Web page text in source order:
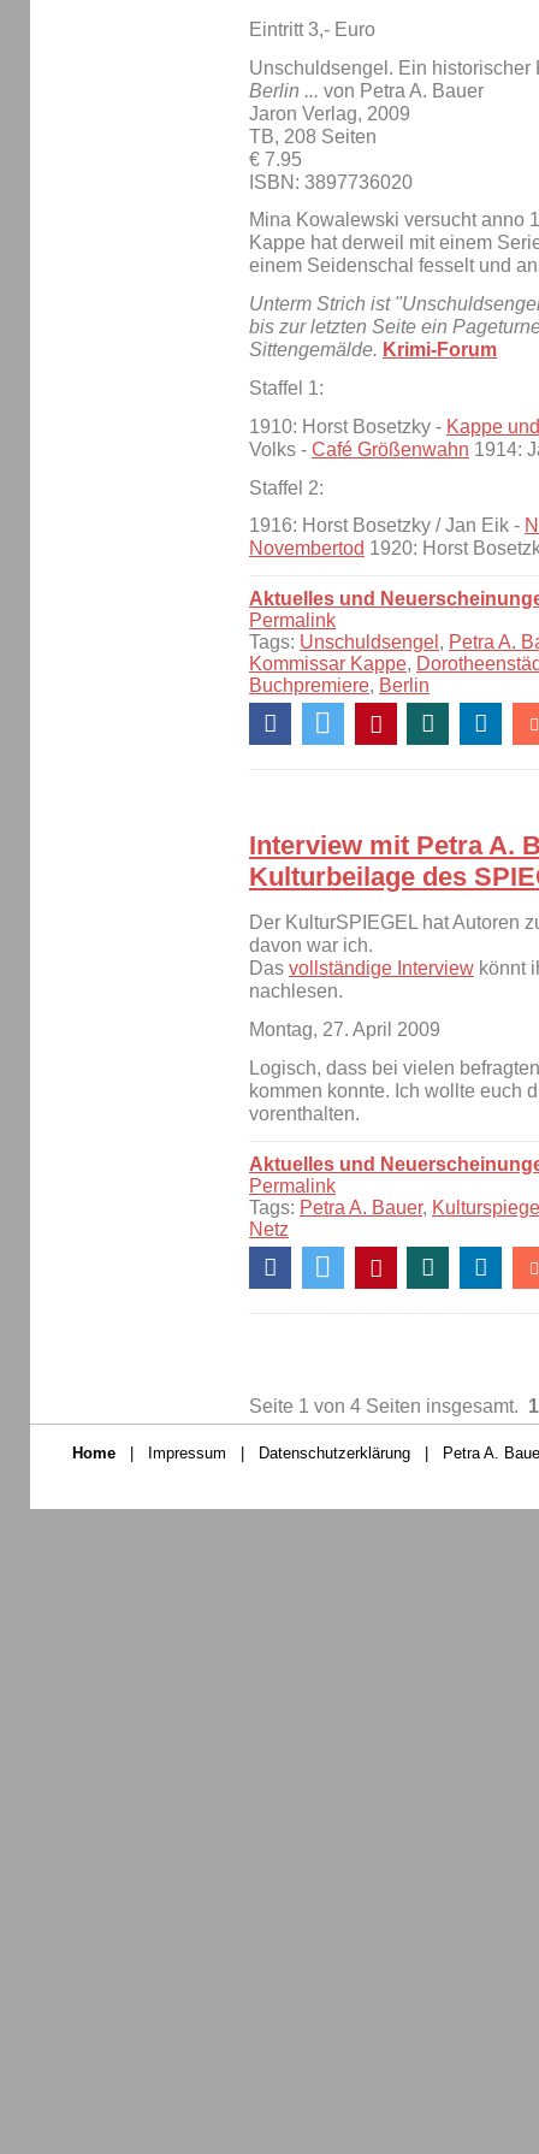
Eintritt 3,- Euro
Unschuldsengel. Ein
Berlin ... von Petra A. Bauer
Jaron Verlag, 2009
TB, 208 Seiten
€ 7.95
ISBN: 3897736020
Mina Kowalewski versucht anno
Kappe hat derweil mit einem
einem Seidenschal fesselt und
Unterm Strich ist
bis zur letzten Seite ein
Sittengemälde. Krimi-Forum
Staffel 1:
1910: Horst Bosetzky - Kappe
Volks - Café Größenwahn 1914:
Staffel 2:
1916: Horst Bosetzky / Jan Eik -
Novembertod 1920: Horst
Aktuelles und
Permalink
Tags: Unschuldsengel , Petra A.
Kommissar Kappe,
Buchpremiere, Berlin
Interview mit Petra A.
Kulturbeilage des
Der KulturSPIEGEL hat Autoren
davon war ich.
Das vollständige Interview könnt
nachlesen.
Montag, 27. April 2009
Logisch, dass bei vielen
kommen konnte. Ich wollte euch
vorenthalten.
Aktuelles und
Permalink
Tags: Petra A. Bauer,
Netz
Seite 1 von 4 Seiten insgesamt. 1
Home | Impressum | Datenschutzerklärung | Petra A.